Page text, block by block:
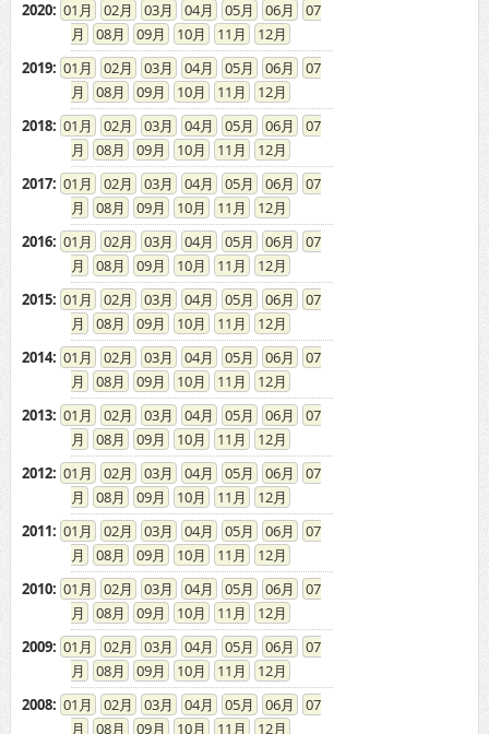
2023: 01 02 03 04 05 06
07
08
09 10 11
12
2022: 01 02 03 04 05 06
07
08
09 10 11
12
2021: 01 02 03 04 05 06
07
08
09 10 11
12
2020: 01 02 03 04 05 06
07
08
09 10 11
12
2019: 01 02 03 04 05 06
07
08
09 10 11
12
2018: 01 02 03 04 05 06
07
08
09 10 11
12
2017: 01 02 03 04 05 06
07
08
09 10 11
12
2016: 01 02 03 04 05 06
07
08
09 10 11
12
2015: 01 02 03 04 05 06
07
08
09 10 11
12
2014: 01 02 03 04 05 06
07
08
09 10 11
12
2013: 01 02 03 04 05 06
07
08
09 10 11
12
2012: 01 02 03 04 05 06
07
08
09 10 11
12
2011: 01 02 03 04 05 06
07
08
09 10 11
12